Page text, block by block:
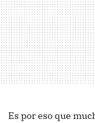
Es por eso que